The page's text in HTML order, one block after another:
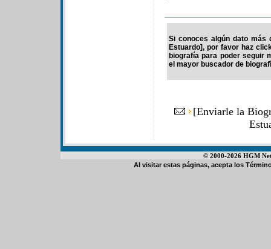
Si conoces algún dato más
Estuardo], por favor haz
biografía para poder seguir
el mayor buscador de
[Enviarle la
© 2000-2026 HGM
Al visitar estas páginas, acepta los